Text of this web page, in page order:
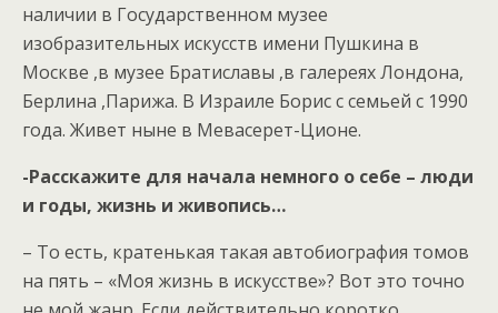
наличии в Государственном музее
изобразительных искусств имени Пушкина в
Москве ,в музее Братиславы ,в галереях Лондона,
Берлина ,Парижа. В Израиле Борис с семьей с 1990
года. Живет ныне в Мевасерет-Ционе.
-Расскажите для начала немного о себе – люди
и годы, жизнь и живопись…
– То есть, кратенькая такая автобиография томов
на пять – «Моя жизнь в искусстве»? Вот это точно